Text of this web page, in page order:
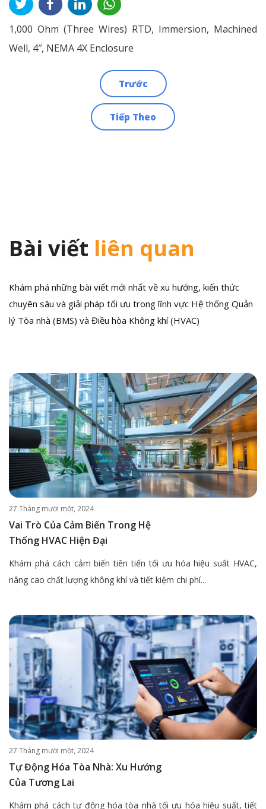
1,000 Ohm (Three Wires) RTD, Immersion, Machined
Well, 4″, NEMA 4X Enclosure
Trước
Tiếp Theo
Bài viết liên quan
Khám phá những bài viết mới nhất về xu hướng, kiến thức
chuyên sâu và giải pháp tối ưu trong lĩnh vực Hệ thống Quản
lý Tòa nhà (BMS) và Điều hòa Không khí (HVAC)
27 Tháng mười một, 2024
Vai Trò Của Cảm Biến Trong Hệ
Thống HVAC Hiện Đại
Khám phá cách cảm biến tiên tiến tối ưu hóa hiệu suất HVAC,
nâng cao chất lượng không khí và tiết kiệm chi phí...
27 Tháng mười một, 2024
Tự Động Hóa Tòa Nhà: Xu Hướng
Của Tương Lai
Khám phá cách tự động hóa tòa nhà tối ưu hóa hiệu suất, tiết